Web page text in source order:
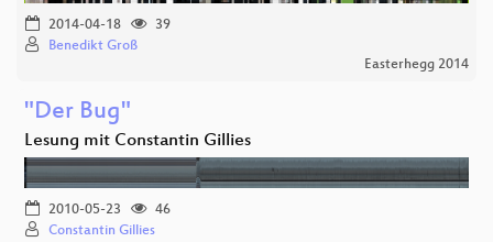
2014-04-18
39
Benedikt Groß
Easterhegg 2014
"Der Bug"
Lesung mit Constantin Gillies
2010-05-23
46
Constantin Gillies